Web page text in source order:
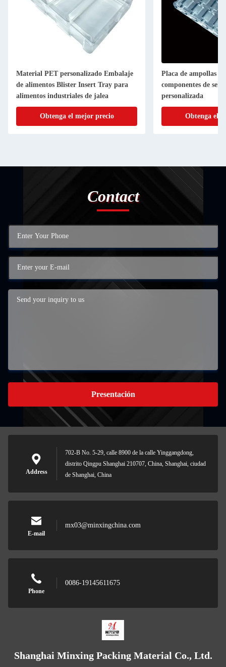
Material PET personalizado Embalaje
de alimentos Blister Insert Tray para
alimentos industriales de jalea
Obtenga el mejor precio
Placa de ampollas
componentes de
personalizada
Obtenga el
Contact
Presentación
Address
702-B No. 5-29, calle 8900 de la calle Yinggangdong,
distrito Qingpu Shanghai 210707, China, Shanghai, ciudad
de Shanghai, China
E-mail
mx03@minxingchina.com
Phone
0086-19145611675
Shanghai Minxing Packing Material Co., Ltd.